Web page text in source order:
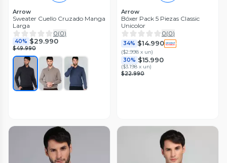
Arrow
Sweater Cuello Cruzado Manga
Larga
0(0)
40% $29.990
$49.990
Arrow
Bóxer Pack 5 Piezas Classic
Unicolor
0(0)
34% $14.990
($2.998 x un)
30% $15.990
($3.198 x un)
$22.990